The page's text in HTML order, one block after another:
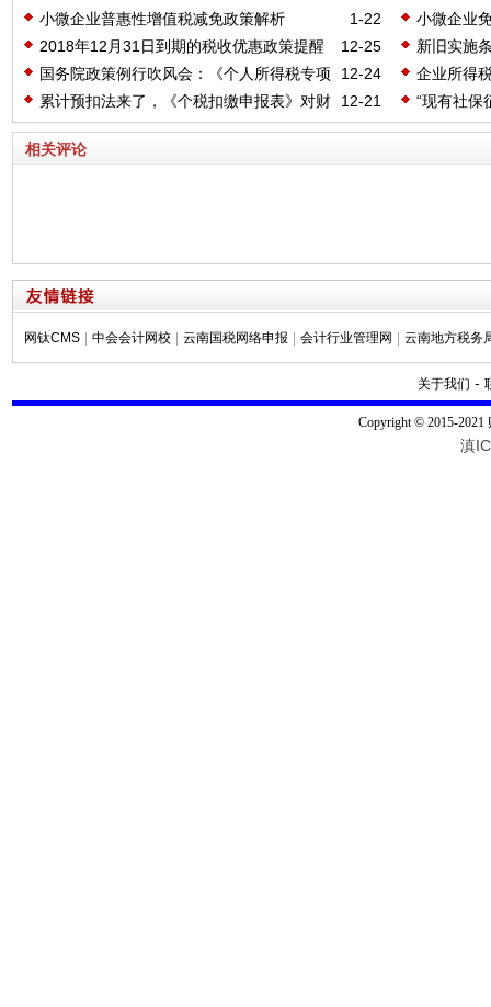
1-22
小微企业普惠性增值税减免政策解析
小微企业
12-25
2018年12月31日到期的税收优惠政策提醒
新旧实施
12-24
国务院政策例行吹风会：《个人所得税专项
附加扣除暂行办法》介绍
企业所得
12-21
累计预扣法来了，《个税扣缴申报表》对财
务人员是挑战
“现有社保
相关评论
网钛CMS 中会会计网校 云南国税网络申报 会计行业管理网 云南地方税务
关于我们 -
Copyright © 2015-2021
滇